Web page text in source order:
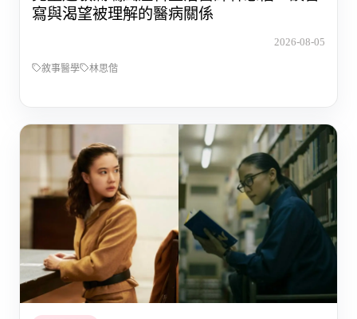
寫與渴望被理解的醫病關係
2026-08-05
敘事醫學 林思偕